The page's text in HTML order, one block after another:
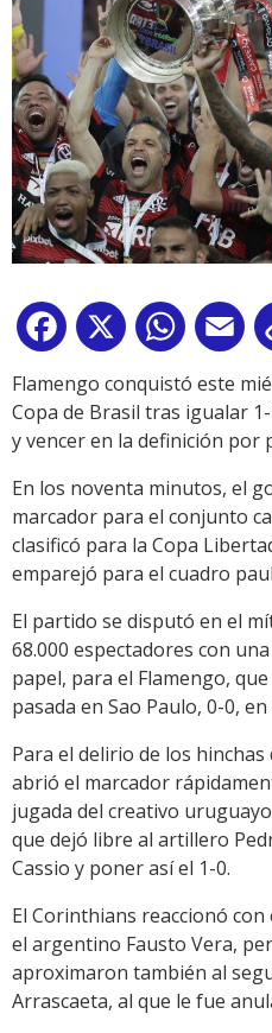
Facebook
X
Flamengo conquistó este
Copa de Brasil tras igualar
y vencer en la definición por
En los noventa minutos, el
marcador para el conjunto
clasificó para la Copa
emparejó para el cuadro
El partido se disputó en el
68.000 espectadores con
papel, para el Flamengo,
pasada en Sao Paulo, 0-0,
Para el delirio de los
abrió el marcador
jugada del creativo
que dejó libre al artillero
Cassio y poner así el 1-0.
El Corinthians reaccionó
el argentino Fausto Vera,
aproximaron también al
Arrascaeta, al que le fue